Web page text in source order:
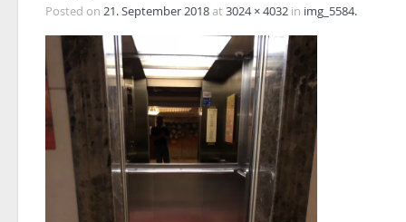
Posted on 21. September 2018at 3024 × 4032 in img_5584.